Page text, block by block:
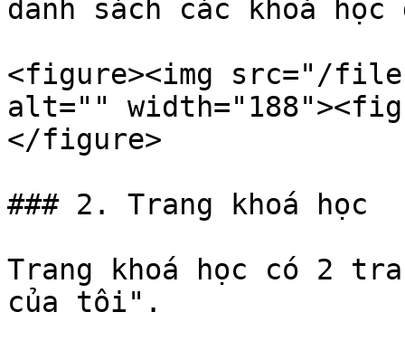
danh sách các khoá học
<figure><img src="/
alt=""
</figure>
### 2. Trang khoá học
Trang khoá học có 2
của tôi".